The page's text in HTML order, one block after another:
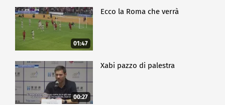
01:47
Ecco la Roma che verrà
00:27
Xabi pazzo di palestra